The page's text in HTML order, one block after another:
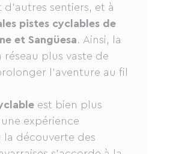
sentiers, et à
pistes cyclables de
et Sangüesa. Ainsi, la
réseau plus vaste de
l’aventure au fil
est bien plus
expérience
la découverte des